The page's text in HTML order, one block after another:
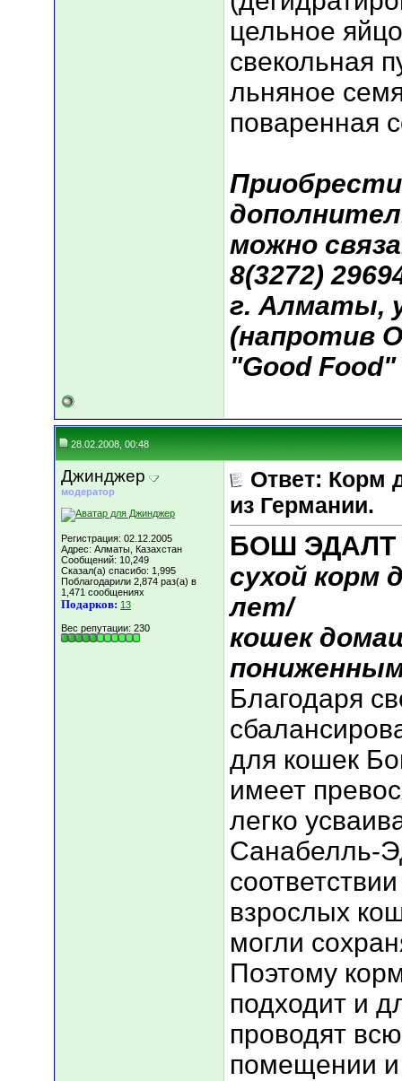
цельное
свекольная
льняное
поваренная
можно
8(3272)
г. Алматы,
(напротив
"Good Food"
28.02.2008, 00:48
Джинджер
модератор
Регистрация: 02.12.2005
Адрес: Алматы, Казахстан
Сообщений: 10,249
Сказал(а) спасибо: 1,995
Поблагодарили 2,874 раз(а) в
1,471 сообщениях
Подарков: 13
Вес репутации: 230
Ответ: Корм
из Германии.
БОШ
сухой корм
лет/
кошек
Благодаря
для кошек
имеет
легко
Санабелль-
взрослых
могли
Поэтому
подходит и
проводят
помещении